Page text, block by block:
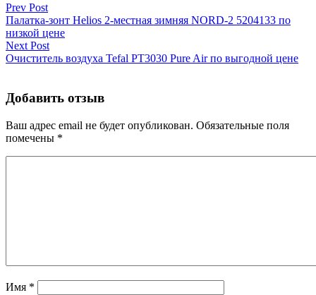
Prev Post
Палатка-зонт Helios 2-местная зимняя NORD-2 5204133 по
низкой цене
Next Post
Очиститель воздуха Tefal PT3030 Pure Air по выгодной цене
Добавить отзыв
Ваш адрес email не будет опубликован. Обязательные поля
помечены *
Имя *